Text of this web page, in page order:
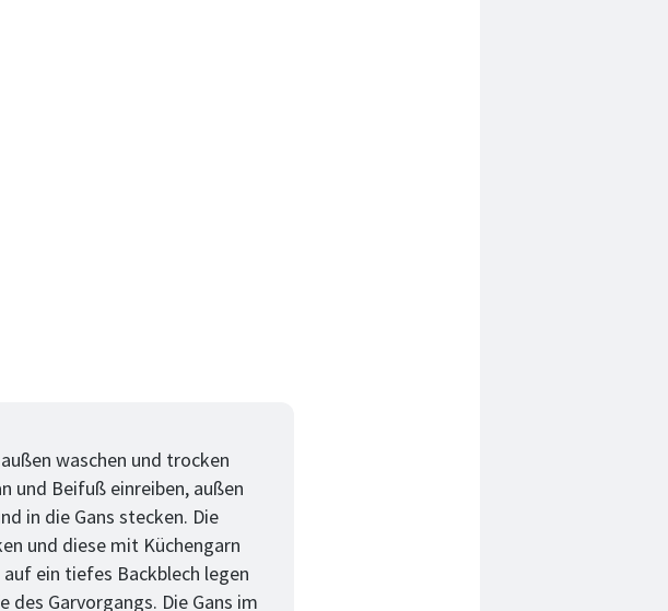
waschen und trocken
und Beifuß einreiben, außen
in die Gans stecken. Die
und diese mit Küchengarn
ein tiefes Backblech legen
Garvorgangs. Die Gans im